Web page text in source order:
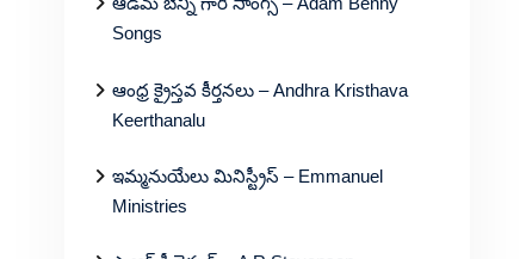
Songs
ఆంధ్ర క్రైస్తవ కీర్తనలు – Andhra Kristhava
Keerthanalu
ఇమ్మనుయేలు మినిస్ట్రీస్ – Emmanuel
Ministries